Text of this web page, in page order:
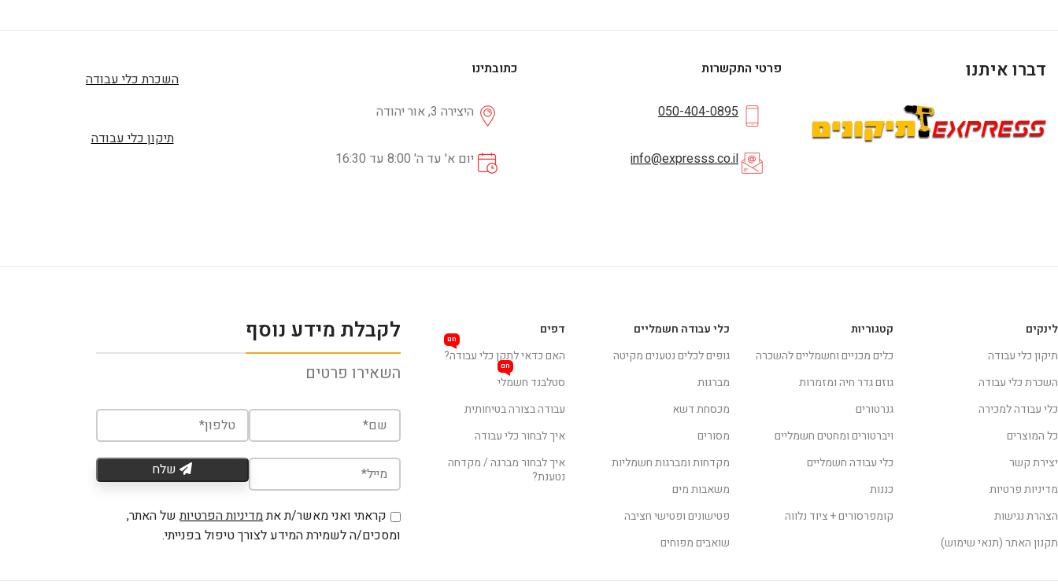
דברו איתנו פרטי התקשרות
050-404-0895
info@expresss.co.il
כתובתינו
היצירה 3, אור יהודה
יום א' עד ה' 8:00 עד 16:30
השכרת כלי עבודה
תיקון כלי עבודה
לקבלת מידע נוסף
השאירו פרטים
שלח
קראתי ואני מאשר/ת אתמדיניות הפרטיותשל האתר,
ומסכים/ה לשמירת המידע לצורך טיפול בפנייתי.
דפים
האם כדאי לתקן כלי עבודה?
חם
סטלבנד חשמלי
חם
עבודה בצורה בטיחותית
איך לבחור כלי עבודה
איך לבחור מברגה / מקדחה
נטענת?
כלי עבודה חשמליים
גופים לכלים נטענים מקיטה
מברגות
מכסחת דשא
מסורים
מקדחות ומברגות חשמליות
משאבות מים
פטישונים ופטישי חציבה
שואבים מפוחים
קטגוריות
כלים מכניים וחשמליים להשכרה
גוזם גדר חיה ומזמרות
גנרטורים
ויברטורים ומחטים חשמליים
כלי עבודה חשמליים
כננות
קומפרסורים + ציוד נלווה
לינקים
תיקון כלי עבודה
השכרת כלי עבודה
כלי עבודה למכירה
כל המוצרים
יצירת קשר
מדיניות פרטיות
הצהרת נגישות
תקנון האתר (תנאי שימוש)